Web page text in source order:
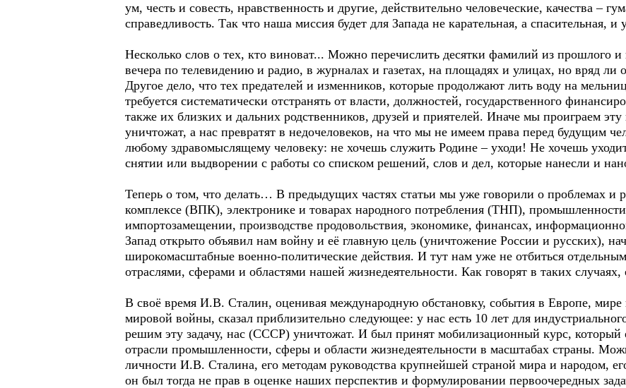
ум, честь и совесть, нравственность и другие, действительно человеческие, качества –
справедливость. Так что наша миссия будет для Запада не карательная, а спасительная, и
Несколько слов о тех, кто виноват... Можно перечислить десятки фамилий из прошлого и
вечера по телевидению и радио, в журналах и газетах, на площадях и улицах, но вряд ли
Другое дело, что тех предателей и изменников, которые продолжают лить воду на
требуется систематически отстранять от власти, должностей, государственного
также их близких и дальних родственников, друзей и приятелей. Иначе мы проиграем
уничтожат, а нас превратят в недочеловеков, на что мы не имеем права перед будущим
любому здравомыслящему человеку: не хочешь служить Родине – уходи! Не хочешь
снятии или выдворении с работы со списком решений, слов и дел, которые нанесли и
Теперь о том, что делать… В предыдущих частях статьи мы уже говорили о проблемах
комплексе (ВПК), электронике и товарах народного потребления (ТНП),
импортозамещении, производстве продовольствия, экономике, финансах,
Запад открыто объявил нам войну и её главную цель (уничтожение России и русских),
широкомасштабные военно-политические действия. И тут нам уже не отбиться
отраслями, сферами и областями нашей жизнедеятельности. Как говорят в таких случаях,
В своё время И.В. Сталин, оценивая международную обстановку, события в Европе, мире
мировой войны, сказал приблизительно следующее: у нас есть 10 лет для
решим эту задачу, нас (СССР) уничтожат. И был принят мобилизационный курс, который
отрасли промышленности, сферы и области жизнедеятельности в масштабах страны.
личности И.В. Сталина, его методам руководства крупнейшей страной мира и народом,
он был тогда не прав в оценке наших перспектив и формулировании первоочередных